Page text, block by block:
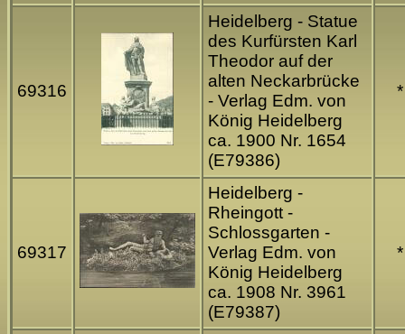
69316
Heidelberg - Statue
des Kurfürsten Karl
Theodor auf der
alten Neckarbrücke
- Verlag Edm. von
König Heidelberg
ca. 1900 Nr. 1654
(E79386)
*
69317
Heidelberg -
Rheingott -
Schlossgarten -
Verlag Edm. von
König Heidelberg
ca. 1908 Nr. 3961
(E79387)
*